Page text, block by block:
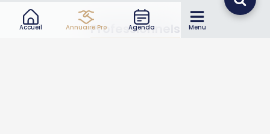
Accueil Annuaire Pro Agenda Menu
Professionnels